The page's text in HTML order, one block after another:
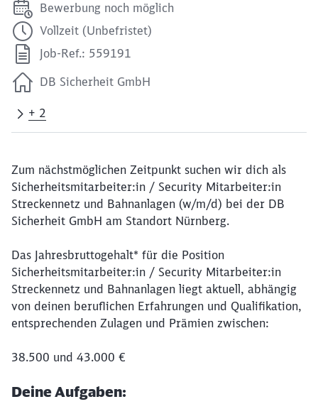
Bewerbung noch möglich
Vollzeit (Unbefristet)
Job-Ref.: 559191
DB Sicherheit GmbH
+ 2
Zum nächstmöglichen Zeitpunkt suchen wir dich als
Sicherheitsmitarbeiter:in / Security Mitarbeiter:in
Streckennetz und Bahnanlagen (w/m/d) bei der DB
Sicherheit GmbH am Standort Nürnberg.
Das Jahresbruttogehalt* für die Position
Sicherheitsmitarbeiter:in / Security Mitarbeiter:in
Streckennetz und Bahnanlagen liegt aktuell, abhängig
von deinen beruflichen Erfahrungen und Qualifikation,
entsprechenden Zulagen und Prämien zwischen:
38.500 und 43.000 €
Deine Aufgaben: